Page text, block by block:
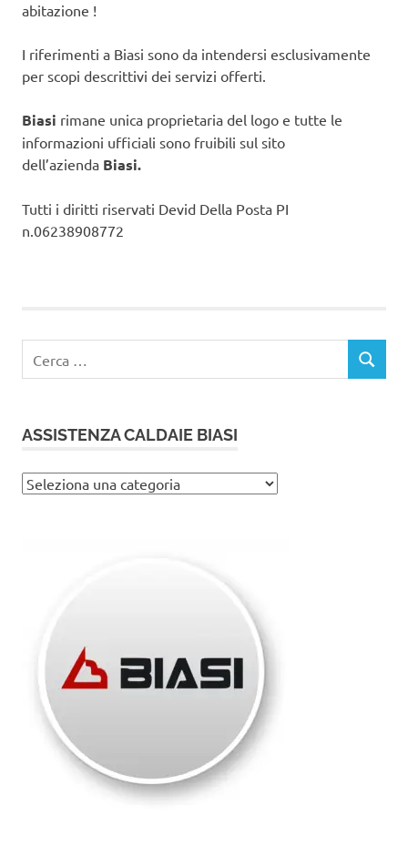
abitazione !
I riferimenti a Biasi sono da intendersi esclusivamente
per scopi descrittivi dei servizi offerti.
Biasi rimane unica proprietaria del logo e tutte le
informazioni ufficiali sono fruibili sul sito
dell’azienda Biasi.
Tutti i diritti riservati Devid Della Posta PI
n.06238908772
per:
CERCA
ASSISTENZA CALDAIE BIASI
Assistenza